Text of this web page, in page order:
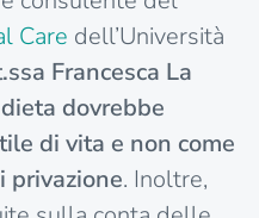
Care dell’Università
Francesca La
dovrebbe
di vita e non come
privazione. Inoltre,